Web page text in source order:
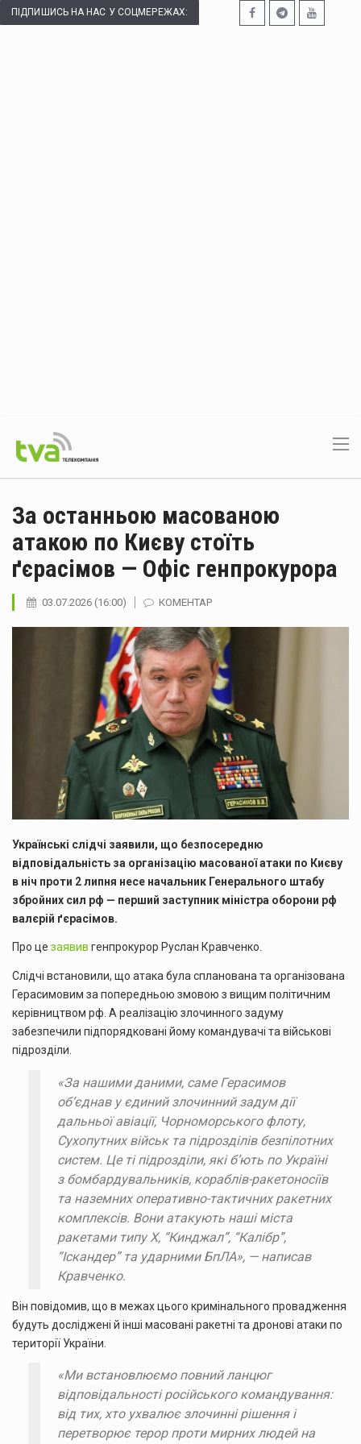
ПІДПИШИСЬ НА НАС У СОЦМЕРЕЖАХ:
За останньою масованою
атакою по Києву стоїть
ґєрасімов — Офіс генпрокурора
03.07.2026 (16:00) КОМЕНТАР
Українські слідчі заявили, що безпосередню
відповідальність за організацію масованої атаки по Києву
в ніч проти 2 липня несе начальник Генерального штабу
збройних сил рф — перший заступник міністра оборони рф
валєрій ґєрасімов.
Про це заявив генпрокурор Руслан Кравченко.
Слідчі встановили, що атака була спланована та організована
Герасимовим за попередньою змовою з вищим політичним
керівництвом рф. А реалізацію злочинного задуму
забезпечили підпорядковані йому командувачі та військові
підрозділи.
«За нашими даними, саме Герасимов
об’єднав у єдиний злочинний задум дії
дальньої авіації, Чорноморського флоту,
Сухопутних військ та підрозділів безпілотних
систем. Це ті підрозділи, які б’ють по Україні
з бомбардувальників, кораблів-ракетоносіїв
та наземних оперативно-тактичних ракетних
комплексів. Вони атакують наші міста
ракетами типу Х, “Кинджал”, “Калібр”,
“Іскандер” та ударними БпЛА»,— написав
Кравченко.
Він повідомив, що в межах цього кримінального провадження
будуть досліджені й інші масовані ракетні та дронові атаки по
території України.
«Ми встановлюємо повний ланцюг
відповідальності російського командування:
від тих, хто ухвалює злочинні рішення і
перетворює терор проти мирних людей на